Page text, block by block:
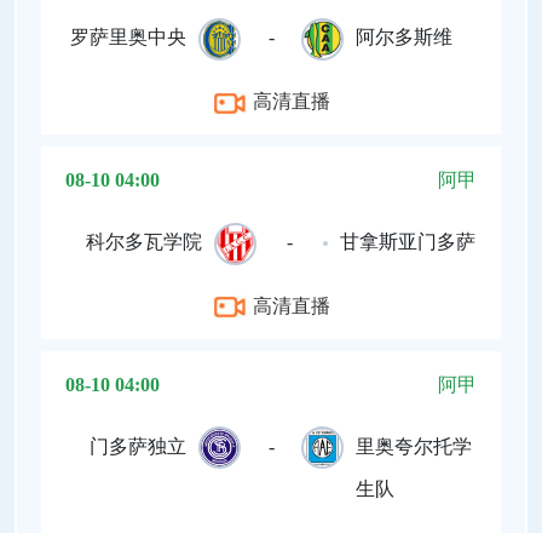
罗萨里奥中央 - 阿尔多斯维
高清直播
08-10 04:00 阿甲
科尔多瓦学院 - 甘拿斯亚门多萨
高清直播
08-10 04:00 阿甲
门多萨独立 - 里奥夸尔托学
生队